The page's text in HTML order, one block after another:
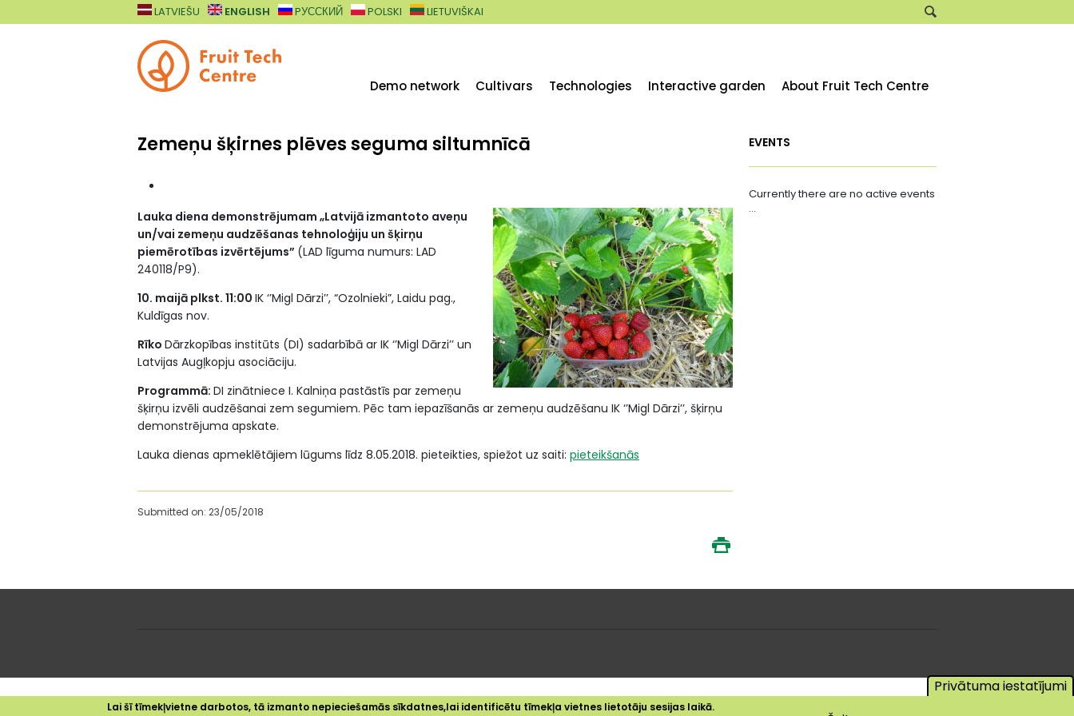
LATVIEŠU ENGLISH PУССКИЙ POLSKI LIETUVIŠKAI
Demo network Cultivars Technologies Interactive garden About Fruit Tech Centre
Zemeņu šķirnes plēves seguma siltumnīcā
Lauka diena demonstrējumam „Latvijā izmantoto aveņu
un/vai zemeņu audzēšanas tehnoloģiju un šķirņu
piemērotības izvērtējums” (LAD līguma numurs: LAD
240118/P9).
10. maijā plkst. 11:00 IK ‘’Migl Dārzi’’, “Ozolnieki”, Laidu pag.,
Kuldīgas nov.
Rīko Dārzkopības institūts (DI) sadarbībā ar IK ‘’Migl Dārzi’’ un
Latvijas Augļkopju asociāciju.
Programmā: DI zinātniece I. Kalniņa pastāstīs par zemeņu
šķirņu izvēli audzēšanai zem segumiem. Pēc tam iepazīšanās ar zemeņu audzēšanu IK ‘’Migl Dārzi’’, šķirņu
demonstrējuma apskate.
Lauka dienas apmeklētājiem lūgums līdz 8.05.2018. pieteikties, spiežot uz saiti: pieteikšanās
Submitted on: 23/05/2018
EVENTS
Currently there are no active events
...
Privātuma iestatījumi
Lai šī tīmekļvietne darbotos, tā izmanto nepieciešamās sīkdatnes,lai identificētu tīmekļa vietnes lietotāju sesijas laikā.